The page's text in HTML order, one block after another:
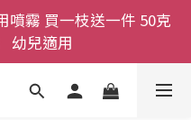
物金即刻用!!
享8折優惠 不限購買量
幼兒適用
物金即刻用!!
享8折優惠 不限購買量